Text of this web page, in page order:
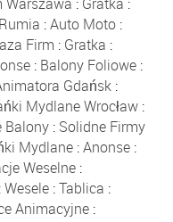
:Auto Moto :
Firm : Gratka :
: Balony Foliowe :
Gdańsk :
Mydlane Wrocław:
Balony: Solidne Firmy
Mydlane:Anonse:
Weselne :
Wesele:Tablica :
Animacyjne :